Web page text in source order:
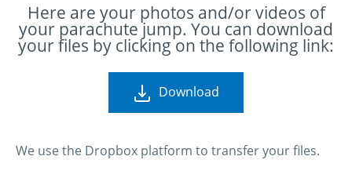
Here are your photos and/or videos of
your parachute jump. You can download
your files by clicking on the following link:
Download
We use the Dropbox platform to transfer your files.